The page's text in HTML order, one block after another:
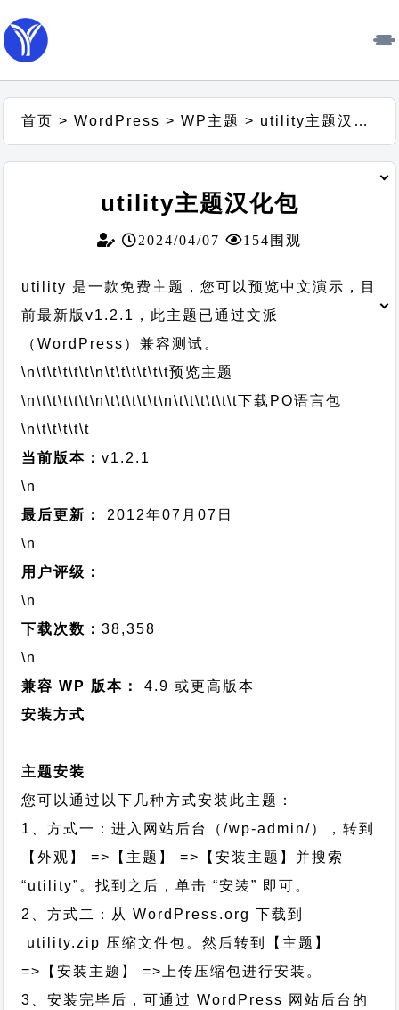
首页 >WordPress >WP主题 > utility主题汉化包
utility主题汉化包
2024/04/07 154围观
utility 是一款免费主题，您可以预览中文演示，目
前最新版v1.2.1，此主题已通过文派
（WordPress）兼容测试。
\n\t\t\t\t\t\n\t\t\t\t\t\t预览主题
\n\t\t\t\t\t\n\t\t\t\t\t\n\t\t\t\t\t\t下载PO语言包
\n\t\t\t\t\t
当前版本：v1.2.1
\n
最后更新：
2012年07月07日
\n
用户评级：
\n
下载次数：38,358
\n
兼容 WP 版本：
4.9 或更高版本
安装方式
主题安装
您可以通过以下几种方式安装此主题：
1、方式一：进入网站后台（/wp-admin/），转到
【外观】 =>【主题】 =>【安装主题】并搜索
“utility”。找到之后，单击 “安装” 即可。
2、方式二：从 WordPress.org 下载到
utility.zip 压缩文件包。然后转到【主题】
=>【安装主题】 =>上传压缩包进行安装。
3、安装完毕后，可通过 WordPress 网站后台的